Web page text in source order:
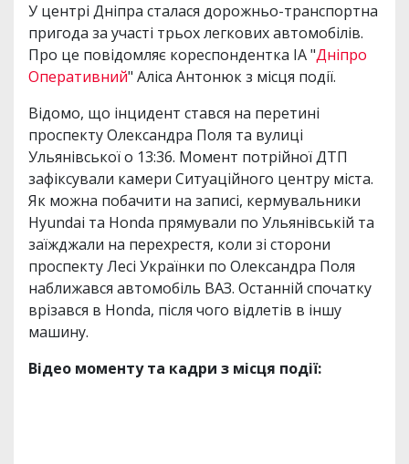
У центрі Дніпра сталася дорожньо-транспортна
пригода за участі трьох легкових автомобілів.
Про це повідомляє кореспондентка ІА "Дніпро
Оперативний" Аліса Антонюк з місця події.
Відомо, що інцидент стався на перетині
проспекту Олександра Поля та вулиці
Ульянівської о 13:36. Момент потрійної ДТП
зафіксували камери Ситуаційного центру міста.
Як можна побачити на записі, кермувальники
Hyundai та Honda прямували по Ульянівській та
заїжджали на перехрестя, коли зі сторони
проспекту Лесі Українки по Олександра Поля
наближався автомобіль ВАЗ. Останній спочатку
врізався в Honda, після чого відлетів в іншу
машину.
Відео моменту та кадри з місця події: